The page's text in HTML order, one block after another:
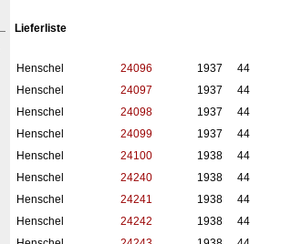
Lieferliste
Henschel 24096 1937 44
Henschel
24097 1937 44
Henschel
24098 1937 44
Henschel
24099 1937 44
Henschel
24100 1938 44
Henschel
24240 1938 44
Henschel
24241 1938 44
Henschel
24242 1938 44